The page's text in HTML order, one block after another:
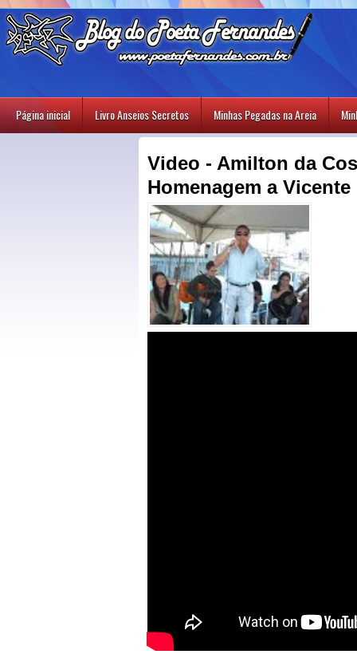
Página inicial Livro Anseios Secretos Minhas Pegadas na Areia
Video - Amilton da
Homenagem a